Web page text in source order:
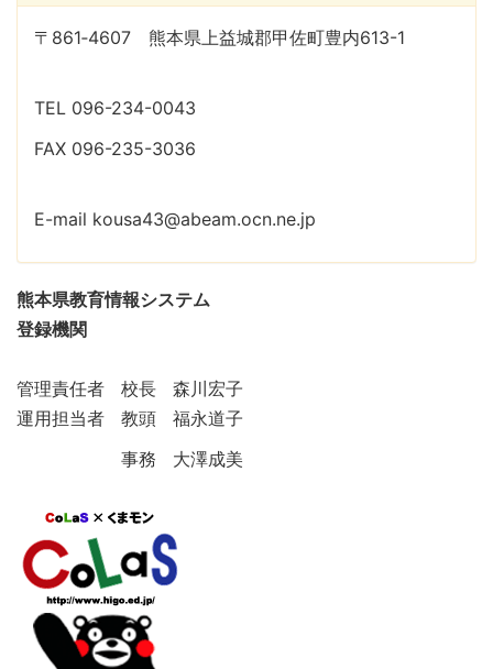
〒861‐4607 熊本県上益城郡甲佐町豊内613-1
TEL 096-234-0043
FAX 096-235-3036
E-mail kousa43@abeam.ocn.ne.jp
熊本県教育情報システム
登録機関
管理責任者 校長 森川宏子
運用担当者 教頭 福永道子
事務 大澤成美